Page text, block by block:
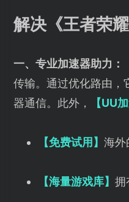
解决《王者荣
一、专业加速器助力：
传输。通过优化路由，
器通信。此外，
【UU
【免费试用】 海外
【海量游戏库】 拥